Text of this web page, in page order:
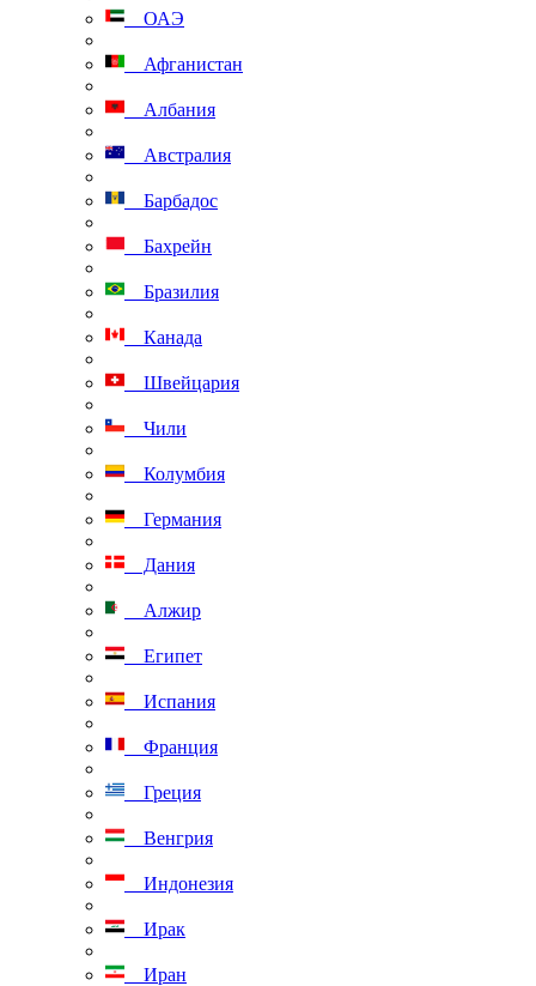
ОАЭ
Афганистан
Албания
Австралия
Барбадос
Бахрейн
Бразилия
Канада
Швейцария
Чили
Колумбия
Германия
Дания
Алжир
Египет
Испания
Франция
Греция
Венгрия
Индонезия
Ирак
Иран